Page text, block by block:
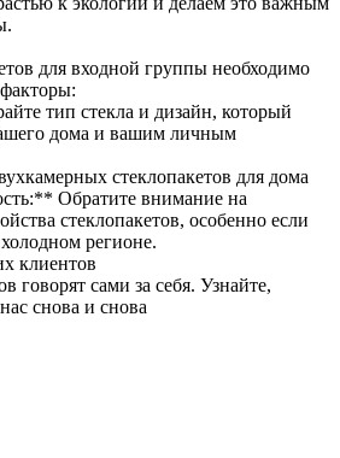
для входной группы необходимо
тип стекла и дизайн, который
дома и вашим личным
Обратите внимание на
стеклопакетов, особенно если
регионе.
клиентов
говорят сами за себя. Узнайте,
снова и снова